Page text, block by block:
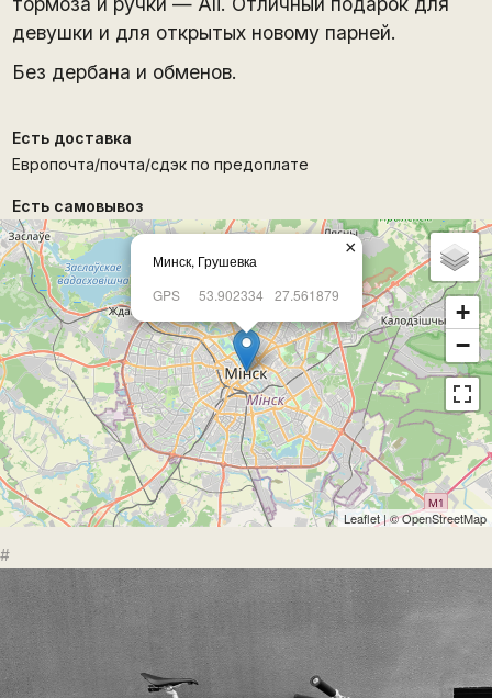
девушки и для открытых новому парней.
Без дербана и обменов.
Есть доставка
Европочта/почта/сдэк по предоплате
Есть самовывоз
Минск, Грушевка
GPS
53.902334 27.561879
×
+
−
Leaflet| ©OpenStreetMap
#